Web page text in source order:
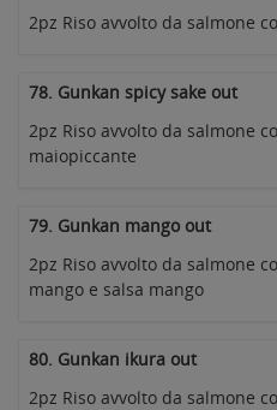
2pz Riso avvolto da salmone
78. Gunkan spicy sake out
2pz Riso avvolto da salmone
maiopiccante
79. Gunkan mango out
2pz Riso avvolto da salmone
mango e salsa mango
80. Gunkan ikura out
2pz Riso avvolto da salmone